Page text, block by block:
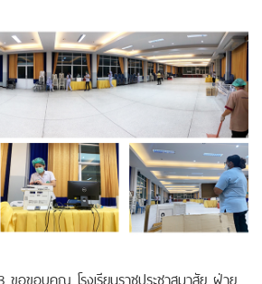
ขอขอบคุณ โรงเรียนราชประชาสมาสัย ฝ่าย